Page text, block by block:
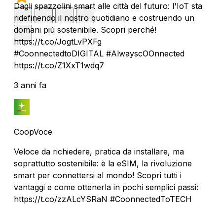
Dagli spazzolini smart alle città del futuro: l'IoT sta
ridefinendo il nostro quotidiano e costruendo un
domani più sostenibile. Scopri perché!
https://t.co/JogtLvPXFg
#CoonnectedtoDIGITAL #AlwayscOOnnected
https://t.co/Z1XxT1wdq7
3 anni fa
CoopVoce
Veloce da richiedere, pratica da installare, ma
soprattutto sostenibile: è la eSIM, la rivoluzione
smart per connettersi al mondo! Scopri tutti i
vantaggi e come ottenerla in pochi semplici passi:
https://t.co/zzALcYSRaN #CoonnectedToTECH